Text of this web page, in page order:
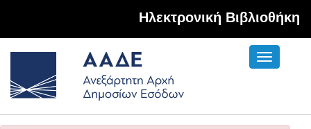
Hλεκτρονική Βιβλιοθήκη
Toggle